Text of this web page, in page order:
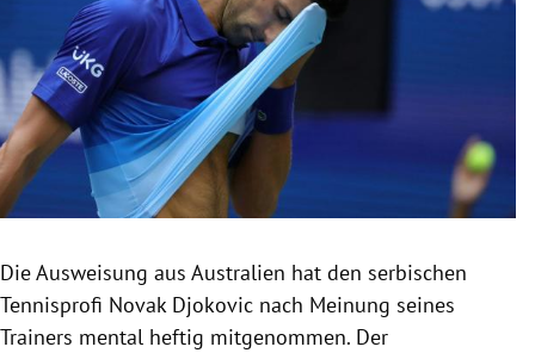
Untermenü
Untermenü
Untermenü
Untermenü
Untermenü
Die Ausweisung aus Australien hat den serbischen
Tennisprofi Novak Djokovic nach Meinung seines
Trainers mental heftig mitgenommen. Der